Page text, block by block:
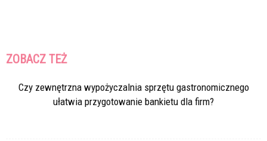
ZOBACZ TEŻ
Czy zewnętrzna wypożyczalnia sprzętu gastronomicznego
ułatwia przygotowanie bankietu dla firm?